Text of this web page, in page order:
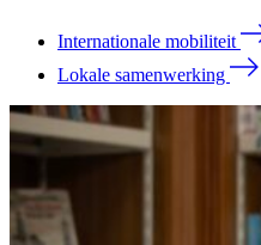
Internationale mobiliteit
Lokale samenwerking